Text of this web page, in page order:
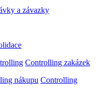
a závazky
Controlling zakázek
nákupu Controlling